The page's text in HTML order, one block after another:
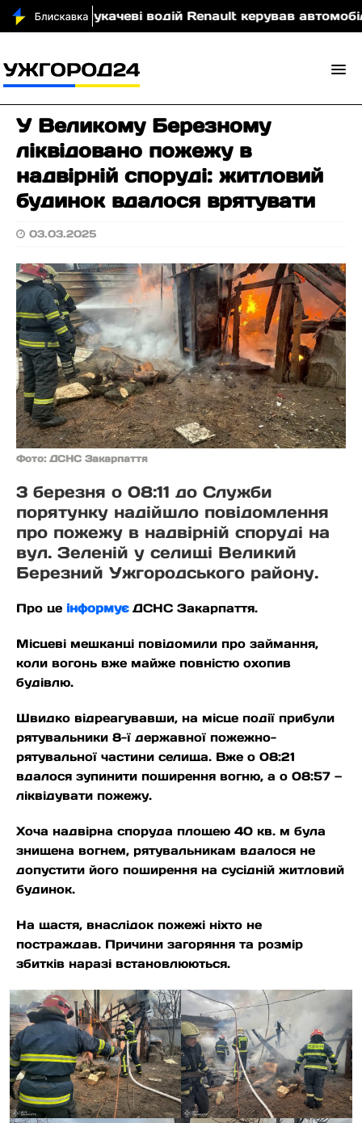
У Мукачеві водій Renault керував автомобілем у
У Великому Березному
ліквідовано пожежу в
надвірній споруді: житловий
будинок вдалося врятувати
03.03.2025
Фото: ДСНС Закарпаття
3 березня о 08:11 до Служби
порятунку надійшло повідомлення
про пожежу в надвірній споруді на
вул. Зеленій у селищі Великий
Березний Ужгородського району.
Про це інформуєДСНС Закарпаття.
Місцеві мешканці повідомили про займання,
коли вогонь вже майже повністю охопив
будівлю.
Швидко відреагувавши, на місце події прибули
рятувальники 8-ї державної пожежно-
рятувальної частини селища. Вже о 08:21
вдалося зупинити поширення вогню, а о 08:57 —
ліквідувати пожежу.
Хоча надвірна споруда площею 40 кв. м була
знищена вогнем, рятувальникам вдалося не
допустити його поширення на сусідній житловий
будинок.
На щастя, внаслідок пожежі ніхто не
постраждав. Причини загоряння та розмір
збитків наразі встановлюються.